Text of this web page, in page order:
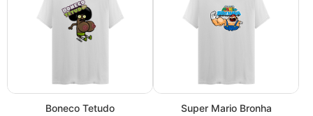
Boneco Tetudo
Super Mario Bronha